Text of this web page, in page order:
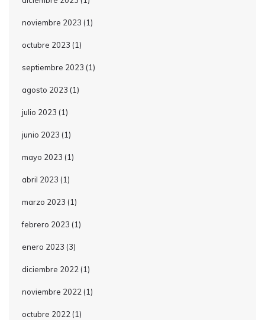
noviembre 2023 (1)
octubre 2023 (1)
septiembre 2023 (1)
agosto 2023 (1)
julio 2023 (1)
junio 2023 (1)
mayo 2023 (1)
abril 2023 (1)
marzo 2023 (1)
febrero 2023 (1)
enero 2023 (3)
diciembre 2022 (1)
noviembre 2022 (1)
octubre 2022 (1)